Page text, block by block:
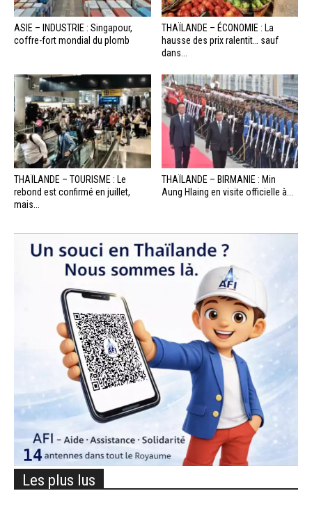
ASIE – INDUSTRIE : Singapour,
coffre-fort mondial du plomb
THAÏLANDE – ÉCONOMIE : La
hausse des prix ralentit… sauf
dans...
THAÏLANDE – TOURISME : Le
rebond est confirmé en juillet,
mais...
THAÏLANDE – BIRMANIE : Min
Aung Hlaing en visite officielle à...
Les plus lus